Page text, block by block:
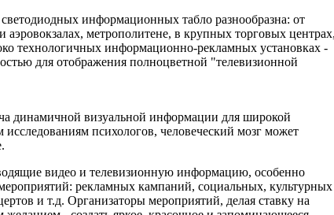
информационных табло разнообразна: от
метрополитене, в крупных торговых
технологичных информационно-рекламных установках -
для отображения полноцветной "телевизионной
динамичной визуальной информации для широкой
психологов, человеческий мозг может
видео и телевизионную информацию, особенно
рекламных кампаний, социальных, культурных
и т.д. Организаторы мероприятий, делая ставку на